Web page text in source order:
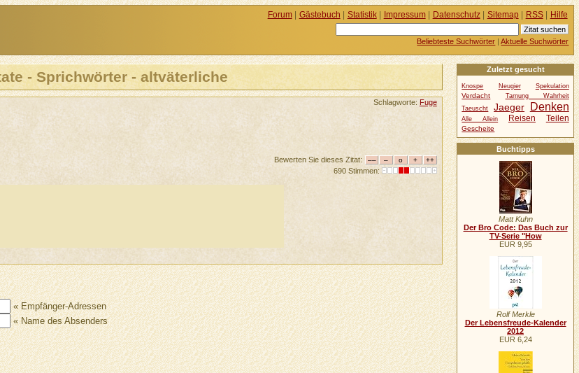
- Sprichwörter - altväterliche
Schlagworte: Fuge
Bewerten Sie dieses Zitat:
690 Stimmen:
« Empfänger-Adressen
« Name des Absenders
Zuletzt gesucht
Knospe Neugier Spekulation
Verdacht
Tarnung Wahrheit
Taeuscht
Jaeger Denken
Alle Allein Reisen Teilen
Gescheite
Buchtipps
Matt Kuhn
Der Bro Code: Das Buch zur
TV-Serie "How
EUR 9,95
Rolf Merkle
Der Lebensfreude-Kalender
2012
EUR 6,24
Forum| Gästebuch | Statistik| Impressum| Datenschutz| Sitemap| RSS| Hilfe
Beliebteste Suchwörter |Aktuelle Suchwörter